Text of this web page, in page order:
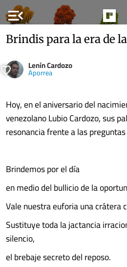
menu_open
Brindis para la era de
Lenín Cardozo
Aporrea
Hoy, en el aniversario del
venezolano Lubio Cardozo, sus
resonancia frente a las
Brindemos por el día
en medio del bullicio de la
Vale nuestra euforia una crátera
Sustituye toda la jactancia
silencio,
el brebaje secreto del reposo.